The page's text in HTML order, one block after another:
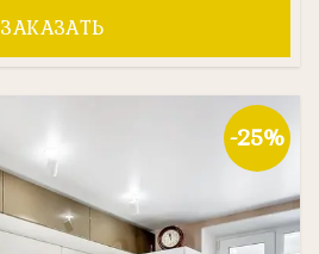
ЗАКАЗАТЬ
-25%